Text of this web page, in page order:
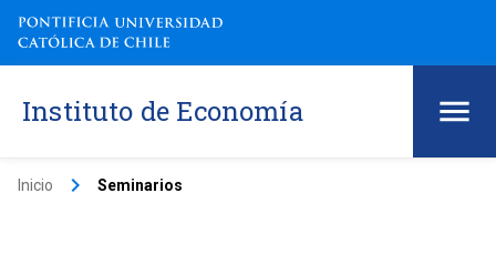
Instituto de Economía
Inicio keyboard_arrow_right Seminarios